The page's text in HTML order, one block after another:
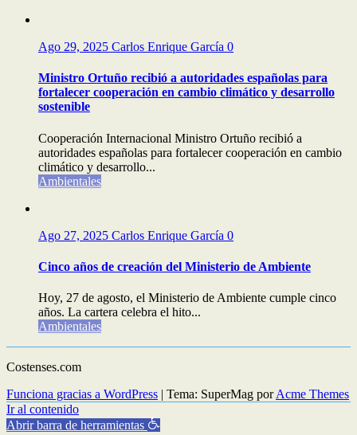
Ago 29, 2025 Carlos Enrique García 0
Ministro Ortuño recibió a autoridades españolas para
fortalecer cooperación en cambio climático y desarrollo
sostenible
Cooperación Internacional Ministro Ortuño recibió a
autoridades españolas para fortalecer cooperación en cambio
climático y desarrollo...
Ambientales
Ago 27, 2025 Carlos Enrique García 0
Cinco años de creación del Ministerio de Ambiente
Hoy, 27 de agosto, el Ministerio de Ambiente cumple cinco
años. La cartera celebra el hito...
Ambientales
Costenses.com
Funciona gracias a WordPress | Tema: SuperMag porAcme Themes
Ir al contenido
Abrir barra de herramientas